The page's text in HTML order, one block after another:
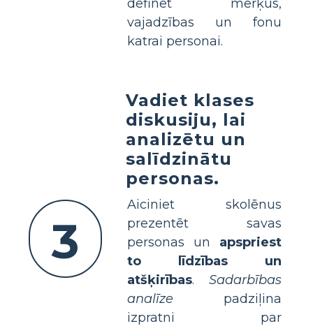
definēt mērķus,
vajadzības un fonu
katrai personai.
3
Vadiet klases
diskusiju, lai
analizētu un
salīdzinātu
personas.
Aiciniet skolēnus
prezentēt savas
personas un apspriest
to līdzības un
atšķirības. Sadarbības
analīze padziļina
izpratni par